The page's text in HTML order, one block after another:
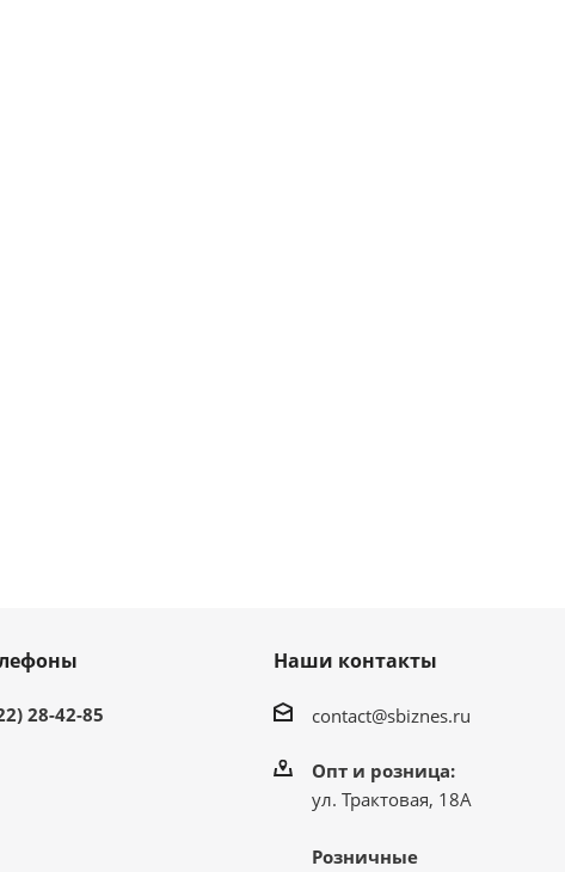
28-42-85
Наши контакты
contact@sbiznes.ru
Опт и розница:
ул. Трактовая, 18А
Розничные